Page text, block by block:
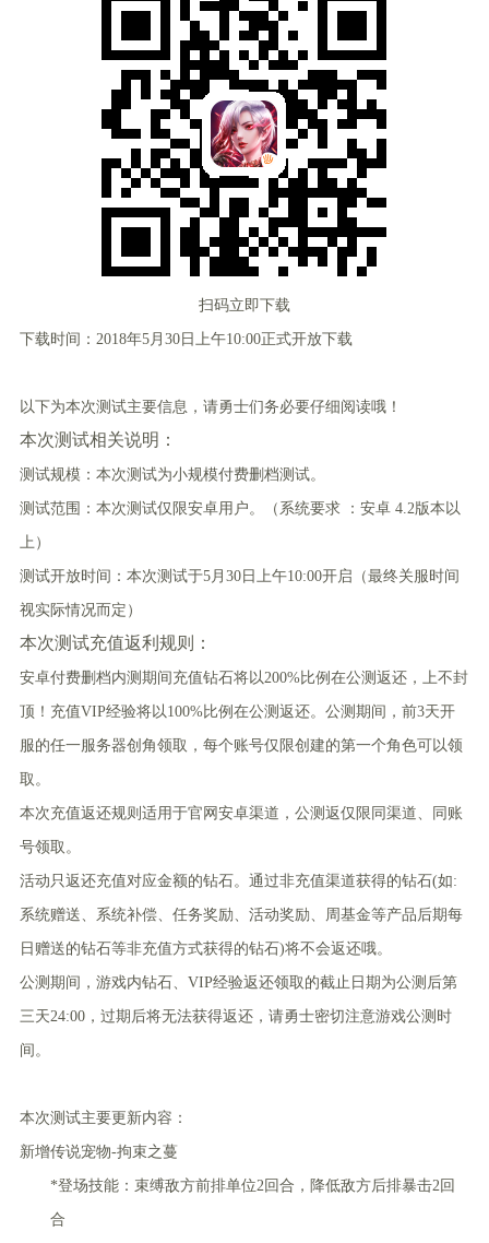
扫码立即下载
下载时间：2018年5月30日上午10:00正式开放下载
以下为本次测试主要信息，请勇士们务必要仔细阅读哦！
本次测试相关说明：
测试规模：本次测试为小规模付费删档测试。
测试范围：本次测试仅限安卓用户。（系统要求 ：安卓 4.2版本以
上）
测试开放时间：本次测试于5月30日上午10:00开启（最终关服时间
视实际情况而定）
本次测试充值返利规则：
安卓付费删档内测期间充值钻石将以200%比例在公测返还，上不封
顶！充值VIP经验将以100%比例在公测返还。公测期间，前3天开
服的任一服务器创角领取，每个账号仅限创建的第一个角色可以领
取。
本次充值返还规则适用于官网安卓渠道，公测返仅限同渠道、同账
号领取。
活动只返还充值对应金额的钻石。通过非充值渠道获得的钻石(如:
系统赠送、系统补偿、任务奖励、活动奖励、周基金等产品后期每
日赠送的钻石等非充值方式获得的钻石)将不会返还哦。
公测期间，游戏内钻石、VIP经验返还领取的截止日期为公测后第
三天24:00，过期后将无法获得返还，请勇士密切注意游戏公测时
间。
本次测试主要更新内容：
新增传说宠物-拘束之蔓
*登场技能：束缚敌方前排单位2回合，降低敌方后排暴击2回
合